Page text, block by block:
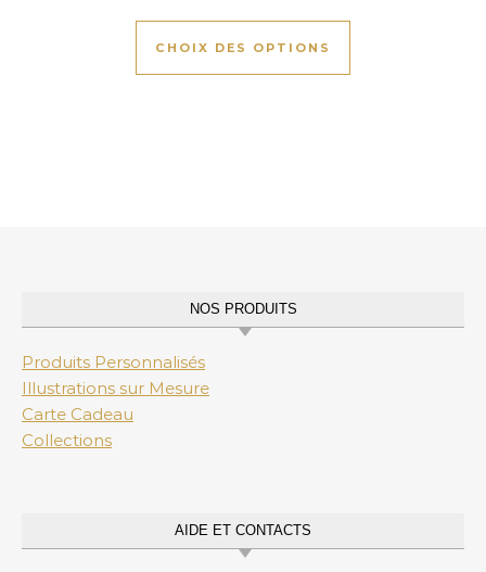
CHOIX DES OPTIONS
Ce produit a
NOS PRODUITS
Produits Personnalisés
Illustrations sur Mesure
Carte Cadeau
Collections
AIDE ET CONTACTS